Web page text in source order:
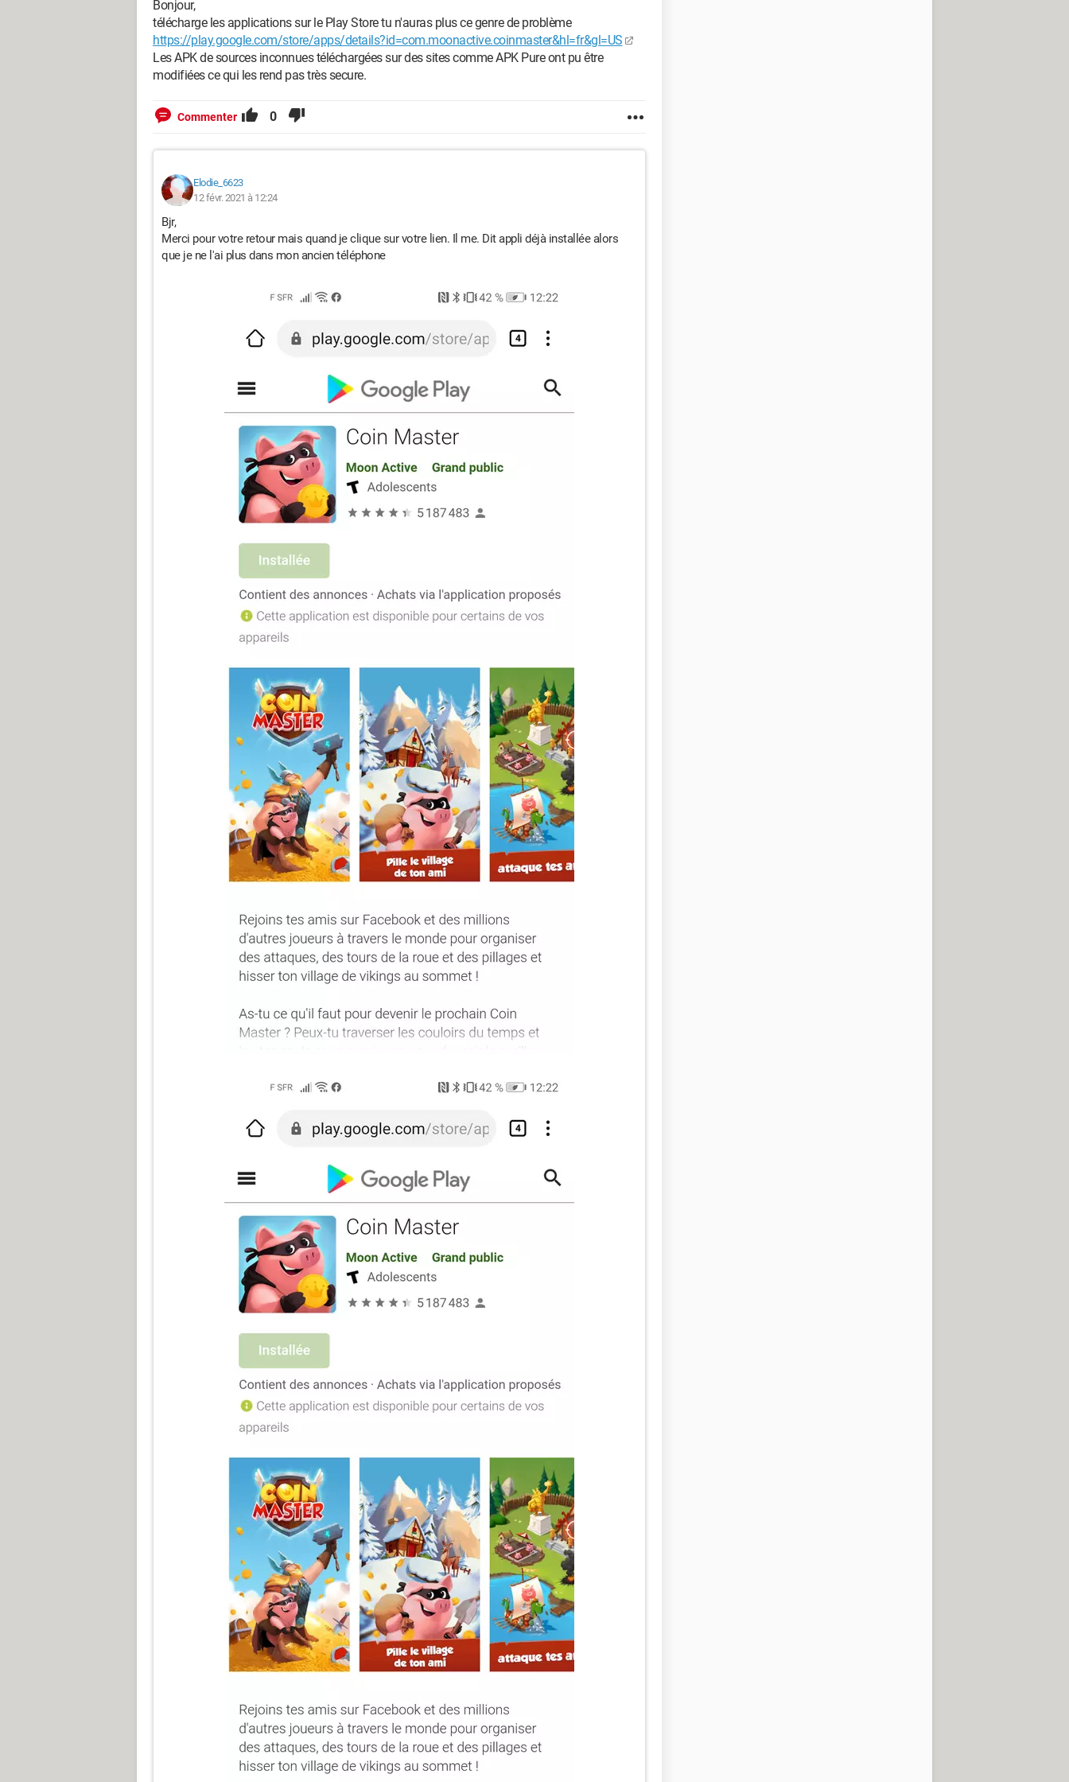
Bonjour,
télécharge les applications sur le Play Store tu n'auras plus ce genre de problème
https://play.google.com/store/apps/details?id=com.moonactive.coinmaster&hl=fr&gl=US
Les APK de sources inconnues téléchargées sur des sites comme APK Pure ont pu être
modifiées ce qui les rend pas très secure.
Commenter 0
Elodie_6623
12 févr. 2021 à 12:24
Bjr,
Merci pour votre retour mais quand je clique sur votre lien. Il me. Dit appli déjà installée alors
que je ne l'ai plus dans mon ancien téléphone